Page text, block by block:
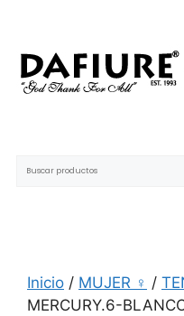
Inicio / MUJER ♀ /
MERCURY.6-